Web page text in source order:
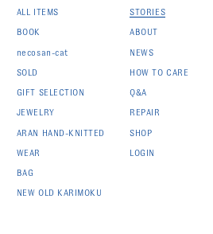
ALL ITEMS
BOOK
necosan-cat
SOLD
GIFT SELECTION
JEWELRY
ARAN HAND-KNITTED
WEAR
BAG
NEW OLD KARIMOKU
STORIES
ABOUT
NEWS
HOW TO CARE
Q&A
REPAIR
SHOP
LOGIN